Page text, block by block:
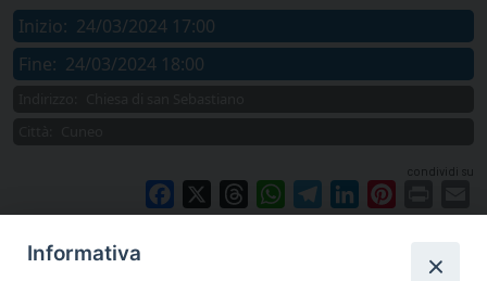
Inizio: 24/03/2024 17:00
Fine: 24/03/2024 18:00
condividi su
Facebook ThreadsWhatsAppTelegramLinkedIn
Informativa